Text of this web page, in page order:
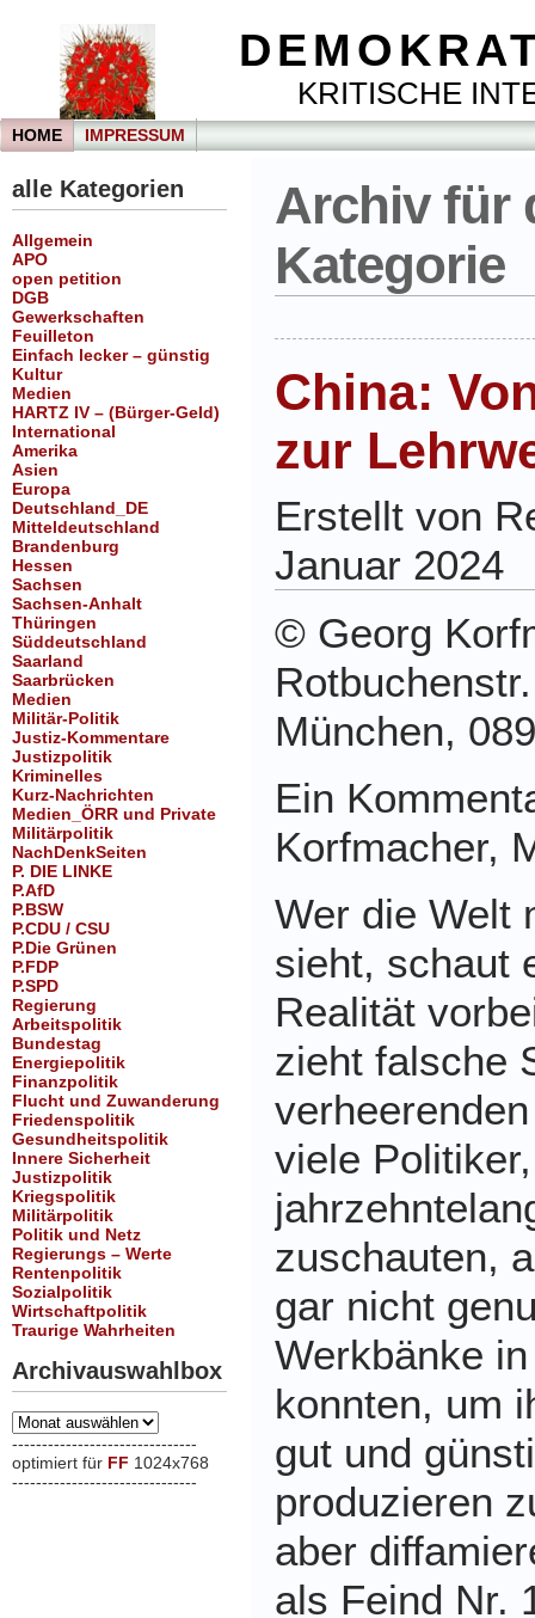
KRITISCHE
HOME IMPRESSUM
alle Kategorien
Allgemein
APO
open petition
DGB
Gewerkschaften
Feuilleton
Einfach lecker – günstig
Kultur
Medien
HARTZ IV – (Bürger-Geld)
International
Amerika
Asien
Europa
Deutschland_DE
Mitteldeutschland
Brandenburg
Hessen
Sachsen
Sachsen-Anhalt
Thüringen
Süddeutschland
Saarland
Saarbrücken
Medien
Militär-Politik
Justiz-Kommentare
Justizpolitik
Kriminelles
Kurz-Nachrichten
Medien_ÖRR und Private
Militärpolitik
NachDenkSeiten
P. DIE LINKE
P.AfD
P.BSW
P.CDU / CSU
P.Die Grünen
P.FDP
P.SPD
Regierung
Arbeitspolitik
Bundestag
Energiepolitik
Finanzpolitik
Flucht und Zuwanderung
Friedenspolitik
Gesundheitspolitik
Innere Sicherheit
Justizpolitik
Kriegspolitik
Militärpolitik
Politik und Netz
Regierungs – Werte
Rentenpolitik
Sozialpolitik
Wirtschaftpolitik
Traurige Wahrheiten
Archivauswahlbox
Archivauswahlbox
-------------------------------
optimiert für FF 1024x768
-------------------------------
Archiv für
Kategorie
China:
zur
Erstellt von
Januar 2024
© Georg
München,
Ein
Korfmacher,
Wer die Welt
sieht, schaut
Realität
zieht falsche
viele
zuschauten,
gar nicht
Werkbänke
konnten, um
gut und
produzieren
aber
als Feind Nr.